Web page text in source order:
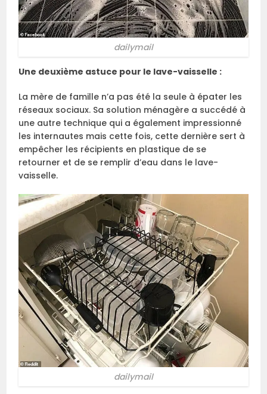
dailymail
Une deuxième astuce pour le lave-vaisselle :
La mère de famille n’a pas été la seule à épater les
réseaux sociaux. Sa solution ménagère a succédé à
une autre technique qui a également impressionné
les internautes mais cette fois, cette dernière sert à
empêcher les récipients en plastique de se
retourner et de se remplir d’eau dans le lave-
vaisselle.
dailymail